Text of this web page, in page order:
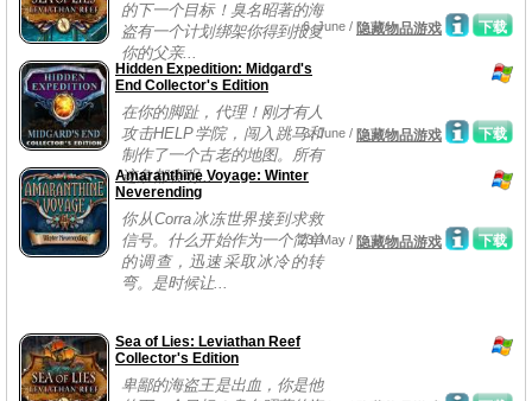
的下一个目标！臭名昭著的海
盗有一个计划绑架你得到报复
你的父亲...
下载
6, June / 隐藏物品游戏
Hidden Expedition: Midgard's
End Collector's Edition
在你的脚趾，代理！刚才有人
攻击HELP学院，闯入跳马和
制作了一个古老的地图。所有
迹象都表明...
下载
3, June / 隐藏物品游戏
Amaranthine Voyage: Winter
Neverending
你从Corra冰冻世界接到求救
信号。什么开始作为一个简单
的调查，迅速采取冰冷的转
弯。是时候让...
下载
23, May / 隐藏物品游戏
Sea of Lies: Leviathan Reef
Collector's Edition
卑鄙的海盗王是出血，你是他